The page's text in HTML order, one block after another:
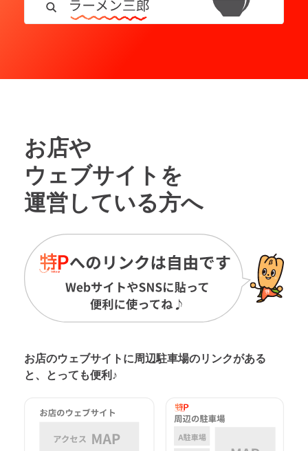
お店や
ウェブサイトを
運営している方へ
お店のウェブサイトに周辺駐車場のリンクがある
と、とっても便利♪